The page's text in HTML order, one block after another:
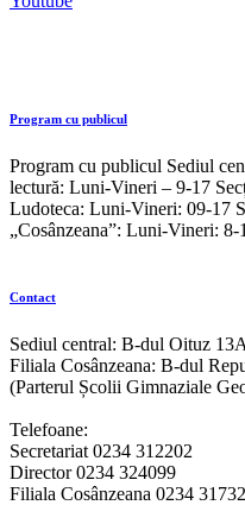
Program cu publicul
Program cu publicul Sediul
lectură: Luni-Vineri – 9-17
Ludoteca: Luni-Vineri: 09-17
„Cosânzeana”: Luni-Vineri:
Contact
Sediul central: B-dul Oituz
Filiala Cosânzeana: B-dul
(Parterul Școlii Gimnaziale
Telefoane:
Secretariat 0234 312202
Director 0234 324099
Filiala Cosânzeana 0234